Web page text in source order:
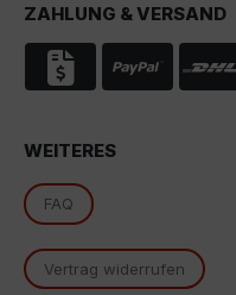
ZAHLUNG & VERSAND
WEITERES
FAQ
Vertrag widerrufen
essenzielle Cookies